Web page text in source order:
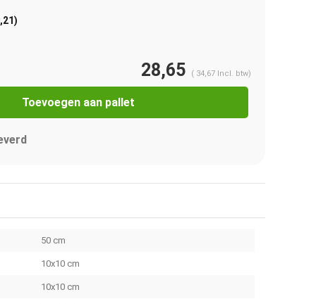
28,65 ( 34,67 Incl. btw)
Toevoegen aan pallet
50 cm
10x10 cm
10x10 cm